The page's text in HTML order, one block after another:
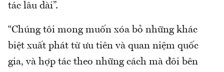
tác lâu dài”.
“Chúng tôi mong muốn xóa bỏ những khác
biệt xuất phát từ ưu tiên và quan niệm quốc
gia, và hợp tác theo những cách mà đôi bên